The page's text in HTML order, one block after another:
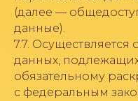
(далее —
данные).
7.7.
данных,
обязательному
с федеральным